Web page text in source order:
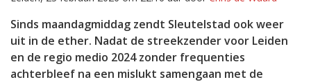
Sinds maandagmiddag zendt Sleutelstad ook weer
uit in de ether. Nadat de streekzender voor Leiden
en de regio medio 2024 zonder frequenties
achterbleef na een mislukt samengaan met de